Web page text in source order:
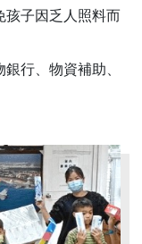
孩子因乏人照料而
行、物資補助、